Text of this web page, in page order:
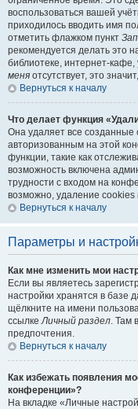
воспользоваться вашей
приходилось вводить имя
отметить флажком пункт
рекомендуется делать это
библиотеке, интернет-кафе,
меня отсутствует, это
Вернуться к началу
Что делает функция
Она удаляет все созданные
авторизованным на этой
функции, такие как
возможность включена
трудности с входом на
возможно, удаление
Вернуться к началу
Параметры и
Как мне изменить мои
Если вы являетесь
настройки хранятся в базе
щёлкните на имени
ссылкеЛичный раздел. Там
предпочтения.
Вернуться к началу
Как избежать появления
конференции»?
На вкладке «Личные